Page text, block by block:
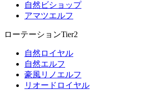
自然ビショップ
アマツエルフ
ローテーションTier2
自然ロイヤル
自然エルフ
豪風リノエルフ
リオードロイヤル